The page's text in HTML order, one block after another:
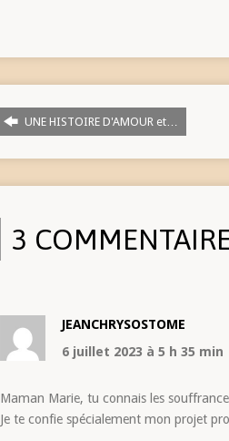
UNE HISTOIRE D'AMOUR et…
3
JEANCHRYSOSTOME
6 juillet 2023 à 5 h 35 min
Maman Marie, tu connais les
Je te confie spécialement mon projet